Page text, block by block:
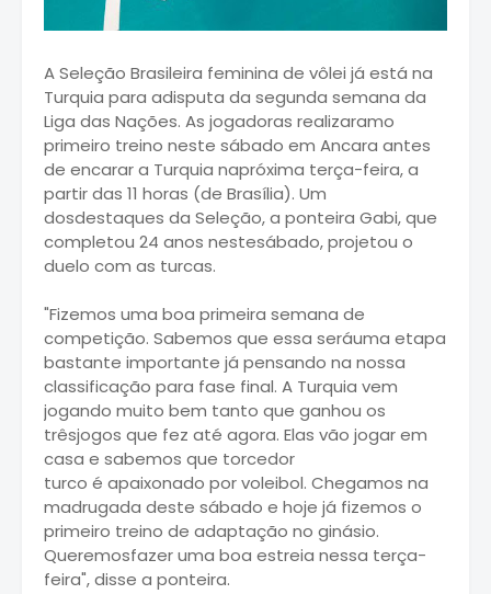
A Seleção Brasileira feminina de vôlei já está na
Turquia para adisputa da segunda semana da
Liga das Nações. As jogadoras realizaramo
primeiro treino neste sábado em Ancara antes
de encarar a Turquia napróxima terça-feira, a
partir das 11 horas (de Brasília). Um
dosdestaques da Seleção, a ponteira Gabi, que
completou 24 anos nestesábado, projetou o
duelo com as turcas.
"Fizemos uma boa primeira semana de
competição. Sabemos que essa seráuma etapa
bastante importante já pensando na nossa
classificação para fase final. A Turquia vem
jogando muito bem tanto que ganhou os
trêsjogos que fez até agora. Elas vão jogar em
casa e sabemos que torcedor
turco é apaixonado por voleibol. Chegamos na
madrugada deste sábado e hoje já fizemos o
primeiro treino de adaptação no ginásio.
Queremosfazer uma boa estreia nessa terça-
feira", disse a ponteira.